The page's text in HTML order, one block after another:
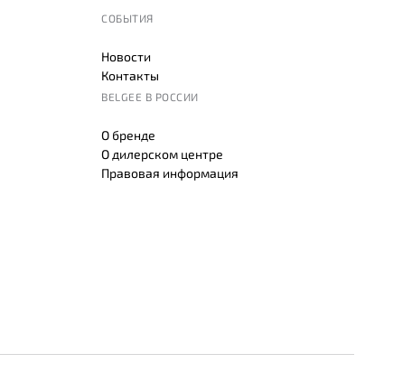
СОБЫТИЯ
Новости
Контакты
BELGEE В РОССИИ
О бренде
О дилерском центре
Правовая информация